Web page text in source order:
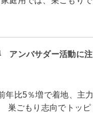
アンバサダー活動に注
年比5％増で着地、主力
巣ごもり志向でトッピ